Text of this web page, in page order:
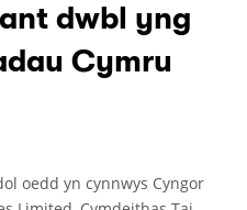
dwbl yng
Cymru
oedd yn cynnwys Cyngor